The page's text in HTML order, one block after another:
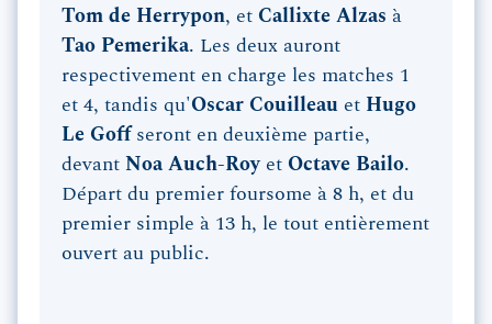
Tom de Herrypon, et Callixte Alzas à
Tao Pemerika. Les deux auront
respectivement en charge les matches 1
et 4, tandis qu'Oscar Couilleau et Hugo
Le Goff seront en deuxième partie,
devant Noa Auch-Roy et Octave Bailo.
Départ du premier foursome à 8 h, et du
premier simple à 13 h, le tout entièrement
ouvert au public.